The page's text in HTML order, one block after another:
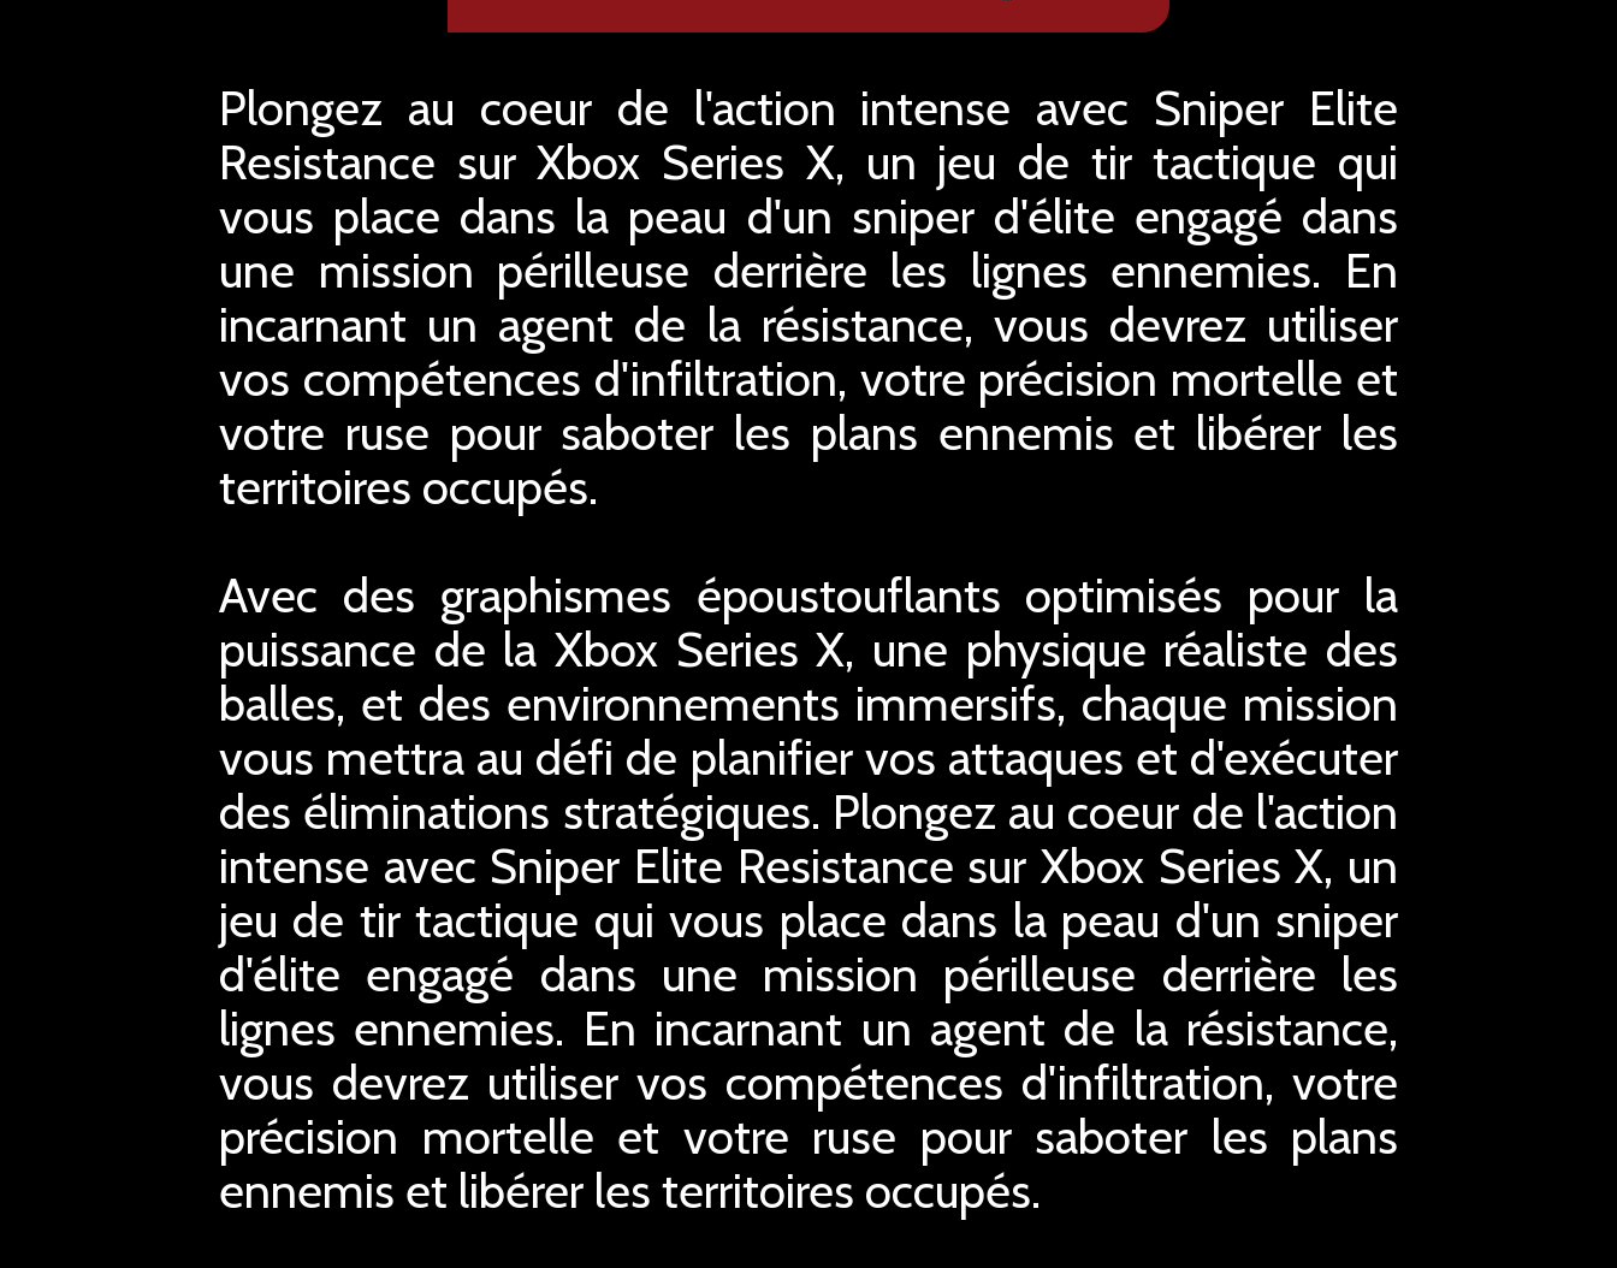
Plongez au coeur de l'action intense avec Sniper Elite
Resistance sur Xbox Series X, un jeu de tir tactique qui
vous place dans la peau d'un sniper d'élite engagé dans
une mission périlleuse derrière les lignes ennemies. En
incarnant un agent de la résistance, vous devrez utiliser
vos compétences d'infiltration, votre précision mortelle et
votre ruse pour saboter les plans ennemis et libérer les
territoires occupés.
Avec des graphismes époustouflants optimisés pour la
puissance de la Xbox Series X, une physique réaliste des
balles, et des environnements immersifs, chaque mission
vous mettra au défi de planifier vos attaques et d'exécuter
des éliminations stratégiques. Plongez au coeur de l'action
intense avec Sniper Elite Resistance sur Xbox Series X, un
jeu de tir tactique qui vous place dans la peau d'un sniper
d'élite engagé dans une mission périlleuse derrière les
lignes ennemies. En incarnant un agent de la résistance,
vous devrez utiliser vos compétences d'infiltration, votre
précision mortelle et votre ruse pour saboter les plans
ennemis et libérer les territoires occupés.